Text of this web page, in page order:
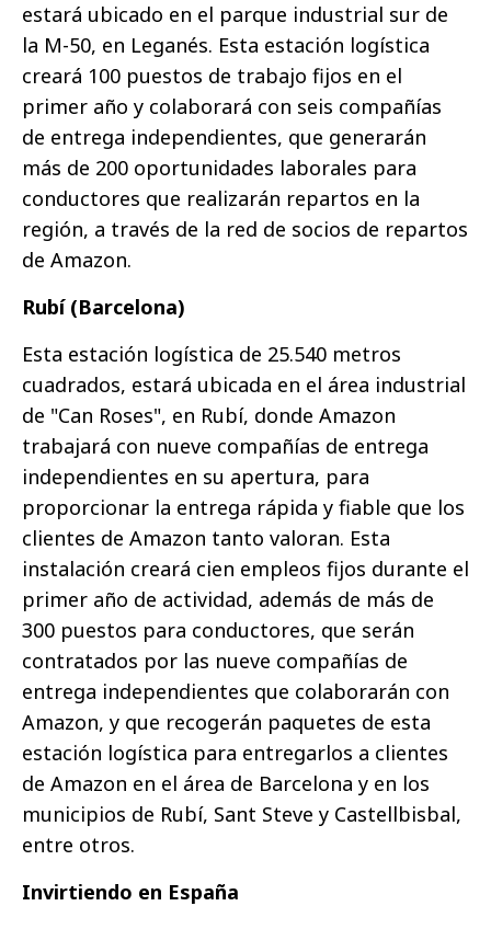
estará ubicado en el parque industrial sur de
la M-50, en Leganés. Esta estación logística
creará 100 puestos de trabajo fijos en el
primer año y colaborará con seis compañías
de entrega independientes, que generarán
más de 200 oportunidades laborales para
conductores que realizarán repartos en la
región, a través de la red de socios de repartos
de Amazon.
Rubí (Barcelona)
Esta estación logística de 25.540 metros
cuadrados, estará ubicada en el área industrial
de "Can Roses", en Rubí, donde Amazon
trabajará con nueve compañías de entrega
independientes en su apertura, para
proporcionar la entrega rápida y fiable que los
clientes de Amazon tanto valoran. Esta
instalación creará cien empleos fijos durante el
primer año de actividad, además de más de
300 puestos para conductores, que serán
contratados por las nueve compañías de
entrega independientes que colaborarán con
Amazon, y que recogerán paquetes de esta
estación logística para entregarlos a clientes
de Amazon en el área de Barcelona y en los
municipios de Rubí, Sant Steve y Castellbisbal,
entre otros.
Invirtiendo en España